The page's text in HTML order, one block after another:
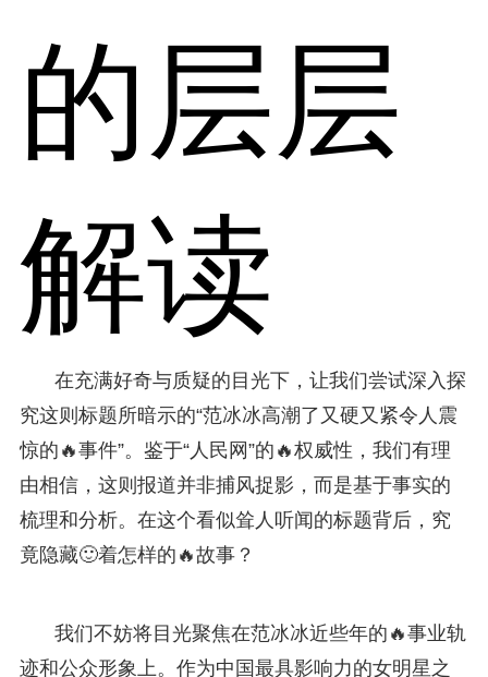
的层层
解读
在充满好奇与质疑的目光下，让我们尝试深入探
究这则标题所暗示的“范冰冰高潮了又硬又紧令人震
惊的🔥事件”。鉴于“人民网”的🔥权威性，我们有理
由相信，这则报道并非捕风捉影，而是基于事实的
梳理和分析。在这个看似耸人听闻的标题背后，究
竟隐藏🙂着怎样的🔥故事？
我们不妨将目光聚焦在范冰冰近些年的🔥事业轨
迹和公众形象上。作为中国最具影响力的女明星之